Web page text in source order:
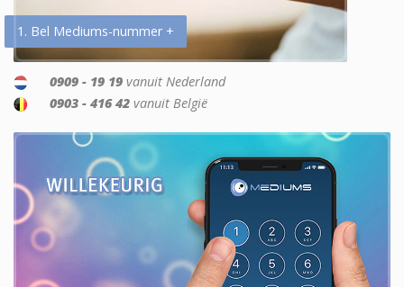
1. Bel Mediums-nummer +
0909 - 19 19 vanuit Nederland
0903 - 416 42 vanuit België